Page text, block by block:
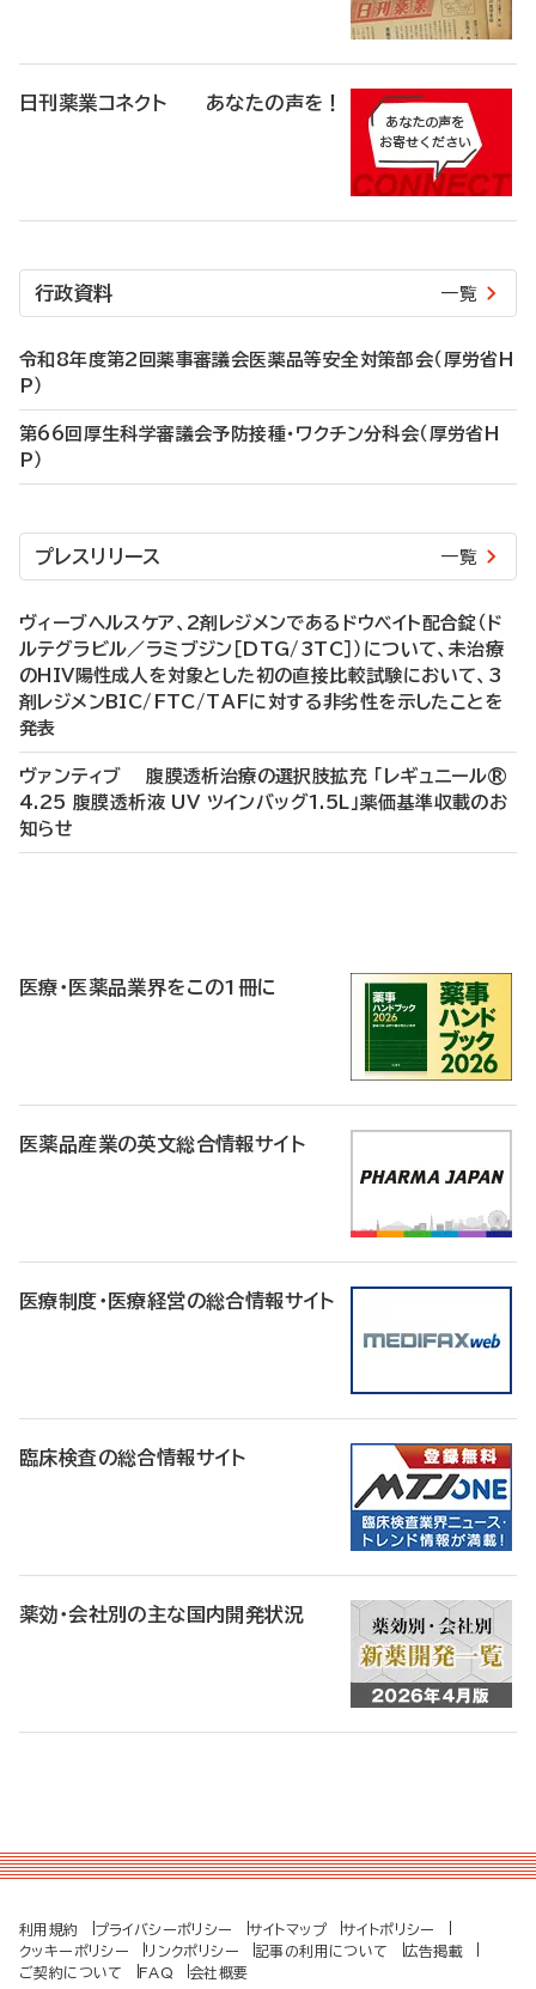
日刊薬業コネクト あなたの声を！
行政資料 一覧
令和8年度第2回薬事審議会医薬品等安全対策部会（厚労省H
P）
第66回厚生科学審議会予防接種・ワクチン分科会（厚労省H
P）
プレスリリース 一覧
ヴィーブヘルスケア、2剤レジメンであるドウベイト配合錠（ド
ルテグラビル／ラミブジン［DTG/3TC］）について、未治療
のHIV陽性成人を対象とした初の直接比較試験において、3
剤レジメンBIC/FTC/TAFに対する非劣性を示したことを
発表
ヴァンティブ 腹膜透析治療の選択肢拡充 「レギュニール®
4.25 腹膜透析液 UV ツインバッグ1.5L」薬価基準収載のお
知らせ
医療・医薬品業界をこの1冊に
医薬品産業の英文総合情報サイト
医療制度・医療経営の総合情報サイト
臨床検査の総合情報サイト
薬効・会社別の主な国内開発状況
利用規約 プライバシーポリシー サイトマップ
サイトポリシー
クッキーポリシー
リンクポリシー 記事の利用について
広告掲載
ご契約について
FAQ 会社概要